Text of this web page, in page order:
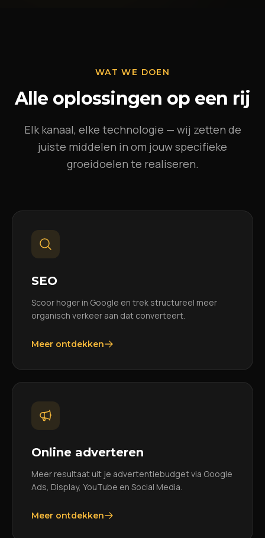
WAT WE DOEN
Alle oplossingen op een rij
Elk kanaal, elke technologie — wij zetten de
juiste middelen in om jouw specifieke
groeidoelen te realiseren.
SEO
Scoor hoger in Google en trek structureel meer
organisch verkeer aan dat converteert.
Meer ontdekken
Online adverteren
Meer resultaat uit je advertentiebudget via Google
Ads, Display, YouTube en Social Media.
Meer ontdekken